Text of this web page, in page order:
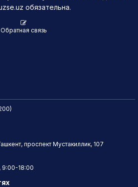
обязательна.
Обратная связь
проспект Мустакиллик, 107
9:00-18:00